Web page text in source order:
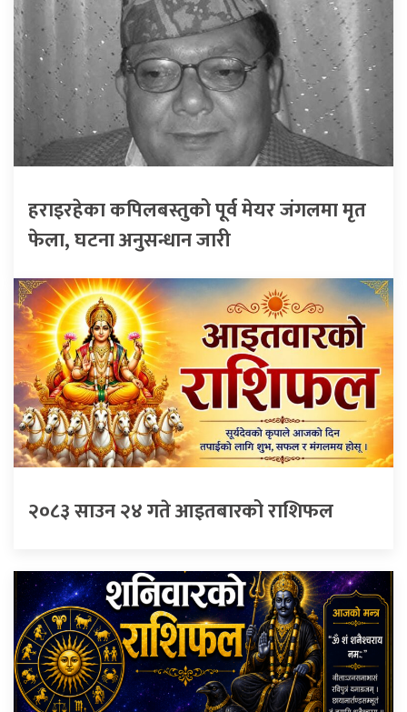
हराइरहेका कपिलबस्तुको पूर्व मेयर जंगलमा मृत
फेला, घटना अनुसन्धान जारी
२०८३ साउन २४ गते आइतबारको राशिफल